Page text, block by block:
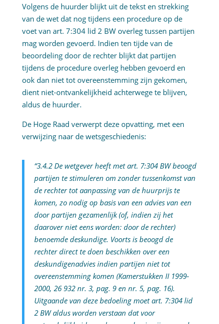
Volgens de huurder blijkt uit de tekst en strekking
van de wet dat nog tijdens een procedure op de
voet van art. 7:304 lid 2 BW overleg tussen partijen
mag worden gevoerd. Indien ten tijde van de
beoordeling door de rechter blijkt dat partijen
tijdens de procedure overleg hebben gevoerd en
ook dan niet tot overeenstemming zijn gekomen,
dient niet-ontvankelijkheid achterwege te blijven,
aldus de huurder.
De Hoge Raad verwerpt deze opvatting, met een
verwijzing naar de wetsgeschiedenis:
“3.4.2 De wetgever heeft met art. 7:304 BW beoogd
partijen te stimuleren om zonder tussenkomst van
de rechter tot aanpassing van de huurprijs te
komen, zo nodig op basis van een advies van een
door partijen gezamenlijk (of, indien zij het
daarover niet eens worden: door de rechter)
benoemde deskundige. Voorts is beoogd de
rechter direct te doen beschikken over een
deskundigenadvies indien partijen niet tot
overeenstemming komen (Kamerstukken II 1999-
2000, 26 932 nr. 3, pag. 9 en nr. 5, pag. 16).
Uitgaande van deze bedoeling moet art. 7:304 lid
2 BW aldus worden verstaan dat voor